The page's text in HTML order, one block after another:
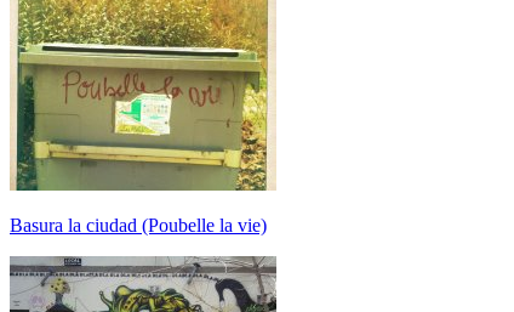
Basura la ciudad (Poubelle la vie)